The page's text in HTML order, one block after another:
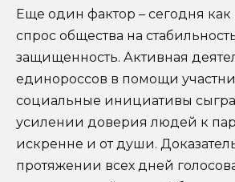
Еще один фактор – сегодня
спрос общества на
защищенность. Активная
единороссов в помощи
социальные инициативы
усилении доверия людей к
искренне и от души.
протяжении всех дней